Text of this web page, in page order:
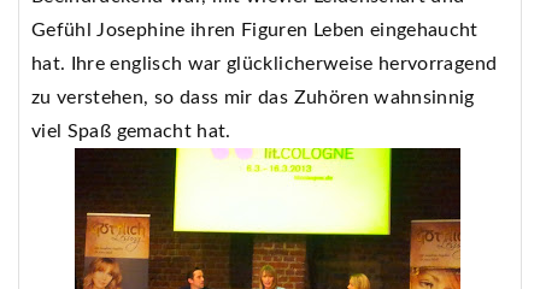
Gefühl Josephine ihren Figuren Leben eingehaucht
hat. Ihre englisch war glücklicherweise hervorragend
zu verstehen, so dass mir das Zuhören wahnsinnig
viel Spaß gemacht hat.